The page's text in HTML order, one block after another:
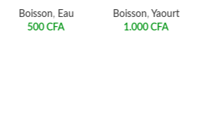
Boisson, Eau
500CFA
Boisson, Yaourt
1.000CFA